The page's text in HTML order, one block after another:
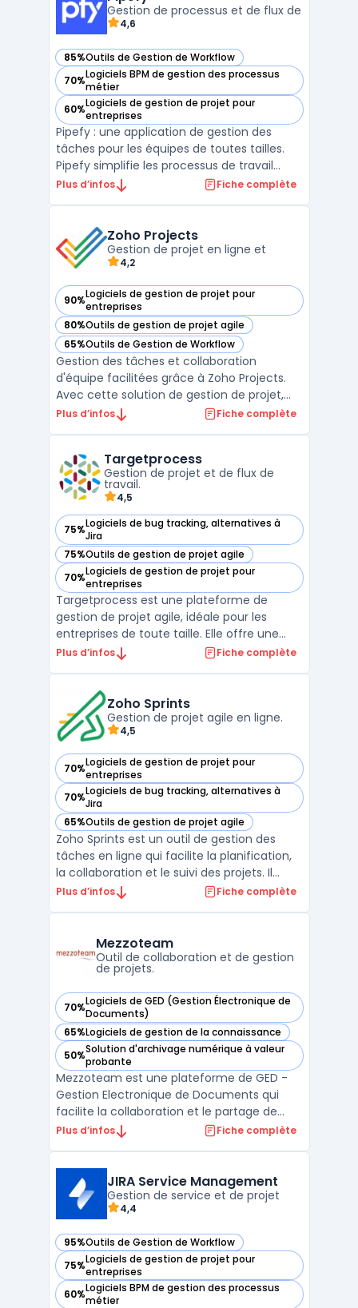
ad ...
Gestion de processus et de flux de
4,6
85%Outils de Gestion de Workflow
— voir Pipefy dans cette catégorie
70%Logiciels BPM de gestion des processus
métier
— voir Pipefy dans cette catégorie
60%Logiciels de gestion de projet pour
entreprises
— voir Pipefy dans cette catégorie
Pipefy : une application de gestion des
tâches pour les équipes de toutes tailles.
Pipefy simplifie les processus de travail
avec des modèles préconfigurés pour les
créer des workflows opérationnels sans
connaissanc ...
Plus d’infos Fiche complète
Zoho Projects
Gestion de projet en ligne et
4,2
90%Logiciels de gestion de projet pour
entreprises
— voir Zoho Projects dans cette catégorie
80%Outils de gestion de projet agile
— voir Zoho Projects dans cette catégorie
65%Outils de Gestion de Workflow
— voir Zoho Projects dans cette catégorie
Gestion des tâches et collaboration
d'équipe facilitées grâce à Zoho Projects.
Avec cette solution de gestion de projet,
organisez vos tâches, discutez
temps réel. Profitez d'une vue d'ensemble
claire de vos projets grâc ...
Plus d’infos Fiche complète
Targetprocess
Gestion de projet et de flux de
travail.
4,5
75%Logiciels de bug tracking, alternatives à
Jira
— voir Targetprocess dans cette catégorie
75%Outils de gestion de projet agile
— voir Targetprocess dans cette catégorie
70%Logiciels de gestion de projet pour
entreprises
— voir Targetprocess dans cette catégorie
Targetprocess est une plateforme de
gestion de projet agile, idéale pour les
entreprises de toute taille. Elle offre une
gamme complète de fonctionnalités pour
Management, y compris la planification, le
suivi, la collaboration et l ...
Plus d’infos Fiche complète
Zoho Sprints
Gestion de projet agile en ligne.
4,5
70%Logiciels de gestion de projet pour
entreprises
— voir Zoho Sprints dans cette catégorie
70%Logiciels de bug tracking, alternatives à
Jira
— voir Zoho Sprints dans cette catégorie
65%Outils de gestion de projet agile
— voir Zoho Sprints dans cette catégorie
Zoho Sprints est un outil de gestion des
tâches en ligne qui facilite la planification,
la collaboration et le suivi des projets. Il
permet aux équipes de travailler ensemble
tableaux Kanban, des diagrammes de
Gantt et des ...
Plus d’infos Fiche complète
Mezzoteam
Outil de collaboration et de gestion
de projets.
70%Logiciels de GED (Gestion Électronique de
Documents)
— voir Mezzoteam dans cette catégorie
65%Logiciels de gestion de la connaissance
— voir Mezzoteam dans cette catégorie
50%Solution d'archivage numérique à valeur
probante
— voir Mezzoteam dans cette catégorie
Mezzoteam est une plateforme de GED -
Gestion Electronique de Documents qui
facilite la collaboration et le partage de
fichiers au sein des entreprises. Elle permet
La solution offre également des
fonctionnalités te ...
Plus d’infos Fiche complète
JIRA Service Management
Gestion de service et de projet
4,4
95%Outils de Gestion de Workflow
— voir JIRA Service Management dans cette catégorie
75%Logiciels de gestion de projet pour
entreprises
— voir JIRA Service Management dans cette catégorie
60%Logiciels BPM de gestion des processus
métier
— voir JIRA Service Management dans cette catégorie